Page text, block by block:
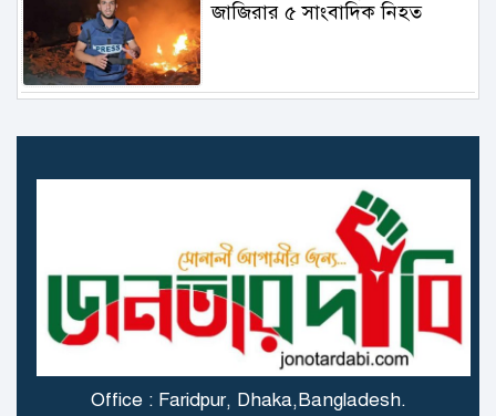
জাজিরার ৫ সাংবাদিক নিহত
গাজায় বিমান থেকে ফেলা ত্রাণ
মাথায় পড়ে প্রাণ গেল বালকের
স্ত্রী বিষ খাওয়ার পর বোতলের
অবশিষ্ট বিষ খেলেন স্বামীও!
Office : Faridpur, Dhaka,Bangladesh.